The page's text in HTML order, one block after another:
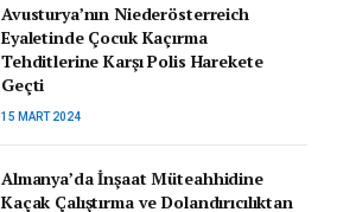
Avusturya’nın Niederösterreich
Eyaletinde Çocuk Kaçırma
Tehditlerine Karşı Polis Harekete
Geçti
15 MART 2024
Almanya’da İnşaat Müteahhidine
Kaçak Çalıştırma ve Dolandırıcılıktan